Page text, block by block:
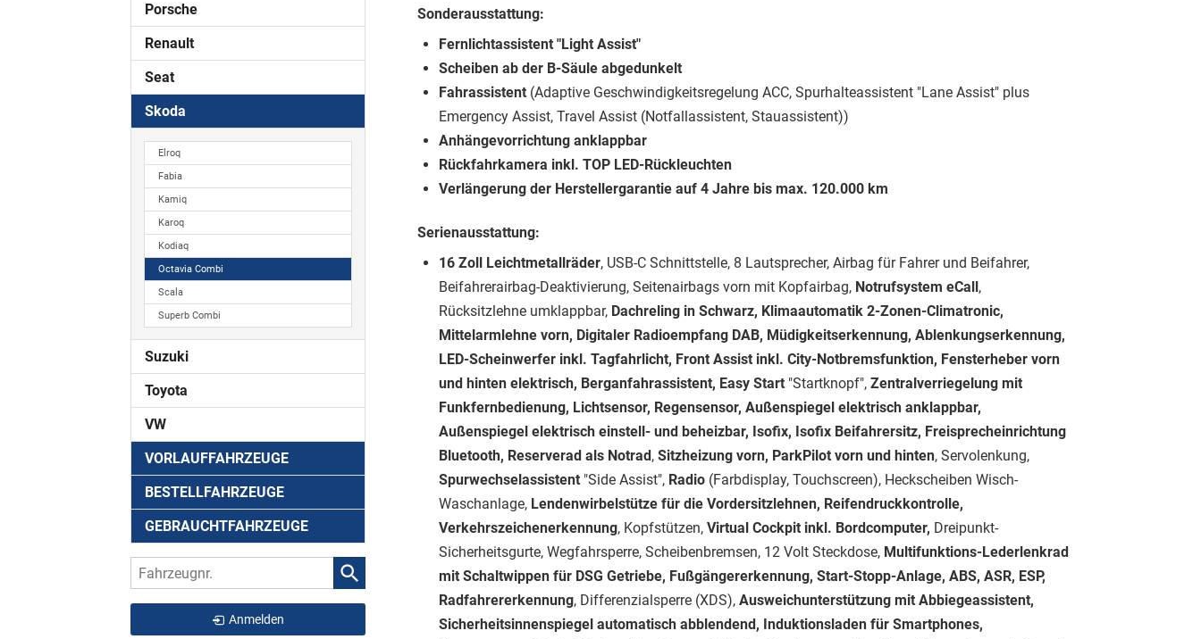
Sonderausstattung:
Fernlichtassistent "Light Assist"
Scheiben ab der B-Säule abgedunkelt
Fahrassistent (Adaptive Geschwindigkeitsregelung ACC, Spurhalteassistent "Lane Assist" plus
Emergency Assist, Travel Assist (Notfallassistent, Stauassistent))
Anhängevorrichtung anklappbar
Rückfahrkamera inkl. TOP LED-Rückleuchten
Verlängerung der Herstellergarantie auf 4 Jahre bis max. 120.000 km
Serienausstattung:
16 Zoll Leichtmetallräder, USB-C Schnittstelle, 8 Lautsprecher, Airbag für Fahrer und Beifahrer,
Beifahrerairbag-Deaktivierung, Seitenairbags vorn mit Kopfairbag, Notrufsystem eCall,
Rücksitzlehne umklappbar,Dachreling in Schwarz, Klimaautomatik 2-Zonen-Climatronic,
Mittelarmlehne vorn, Digitaler Radioempfang DAB, Müdigkeitserkennung, Ablenkungserkennung,
LED-Scheinwerfer inkl. Tagfahrlicht, Front Assist inkl. City-Notbremsfunktion, Fensterheber vorn
und hinten elektrisch, Berganfahrassistent, Easy Start"Startknopf",Zentralverriegelung mit
Funkfernbedienung, Lichtsensor, Regensensor, Außenspiegel elektrisch anklappbar,
Außenspiegel elektrisch einstell- und beheizbar, Isofix, Isofix Beifahrersitz, Freisprecheinrichtung
Bluetooth, Reserverad als Notrad, Sitzheizung vorn, ParkPilot vorn und hinten, Servolenkung,
Spurwechselassistent "Side Assist", Radio (Farbdisplay, Touchscreen), Heckscheiben Wisch-
Waschanlage,Lendenwirbelstütze für die Vordersitzlehnen, Reifendruckkontrolle,
Verkehrszeichenerkennung, Kopfstützen, Virtual Cockpit inkl. Bordcomputer, Dreipunkt-
Sicherheitsgurte, Wegfahrsperre, Scheibenbremsen, 12 Volt Steckdose, Multifunktions-Lederlenkrad
mit Schaltwippen für DSG Getriebe, Fußgängererkennung, Start-Stopp-Anlage, ABS, ASR, ESP,
Radfahrererkennung, Differenzialsperre (XDS), Ausweichunterstützung mit Abbiegeassistent,
Sicherheitsinnenspiegel automatisch abblendend, Induktionsladen für Smartphones,
Porsche
Renault
Seat
Skoda
Elroq
Fabia
Kamiq
Karoq
Kodiaq
Octavia Combi
Scala
Superb Combi
Suzuki
Toyota
VW
VORLAUFFAHRZEUGE
BESTELLFAHRZEUGE
GEBRAUCHTFAHRZEUGE
Fahrzeugnr.
Anmelden